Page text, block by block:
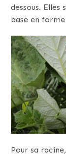
dessous. Elles
base en
Pour sa